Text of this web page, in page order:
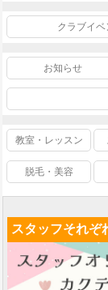
クラブイベ
お知らせ
教室・レッスン
脱毛・美容
スタッフそれぞ